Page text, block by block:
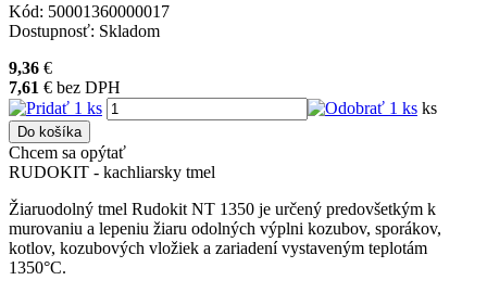
Kód: 50001360000017
Dostupnosť: Skladom
9,36 €
7,61 € bez DPH
ks
Do košíka
Chcem sa opýtať
RUDOKIT - kachliarsky tmel
Žiaruodolný tmel Rudokit NT 1350 je určený predovšetkým k
murovaniu a lepeniu žiaru odolných výplni kozubov, sporákov,
kotlov, kozubových vložiek a zariadení vystaveným teplotám
1350°C.